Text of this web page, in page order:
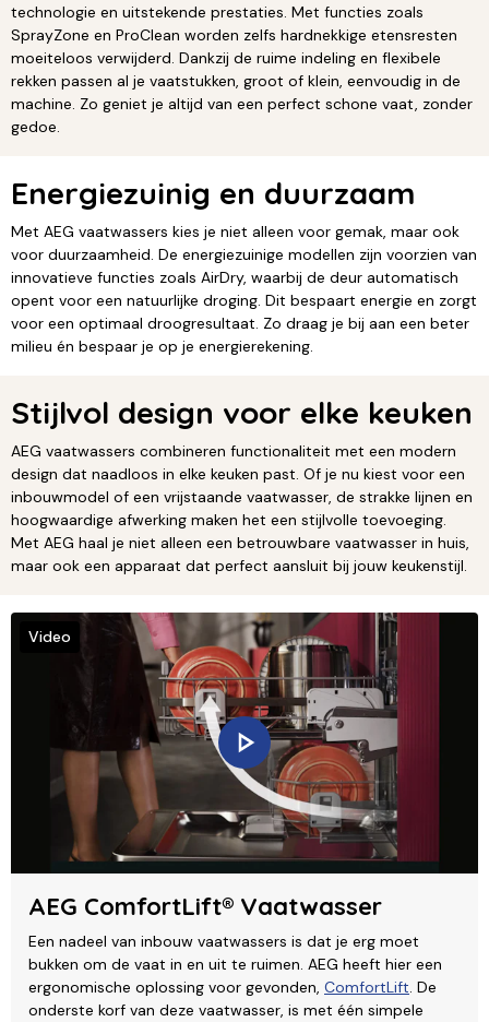
technologie en uitstekende prestaties. Met functies zoals
SprayZone en ProClean worden zelfs hardnekkige etensresten
moeiteloos verwijderd. Dankzij de ruime indeling en flexibele
rekken passen al je vaatstukken, groot of klein, eenvoudig in de
machine. Zo geniet je altijd van een perfect schone vaat, zonder
gedoe.
Energiezuinig en duurzaam
Met AEG vaatwassers kies je niet alleen voor gemak, maar ook
voor duurzaamheid. De energiezuinige modellen zijn voorzien van
innovatieve functies zoals AirDry, waarbij de deur automatisch
opent voor een natuurlijke droging. Dit bespaart energie en zorgt
voor een optimaal droogresultaat. Zo draag je bij aan een beter
milieu én bespaar je op je energierekening.
Stijlvol design voor elke keuken
AEG vaatwassers combineren functionaliteit met een modern
design dat naadloos in elke keuken past. Of je nu kiest voor een
inbouwmodel of een vrijstaande vaatwasser, de strakke lijnen en
hoogwaardige afwerking maken het een stijlvolle toevoeging.
Met AEG haal je niet alleen een betrouwbare vaatwasser in huis,
maar ook een apparaat dat perfect aansluit bij jouw keukenstijl.
AEG ComfortLift® Vaatwasser
Een nadeel van inbouw vaatwassers is dat je erg moet
bukken om de vaat in en uit te ruimen. AEG heeft hier een
ergonomische oplossing voor gevonden, ComfortLift. De
onderste korf van deze vaatwasser, is met één simpele
Video